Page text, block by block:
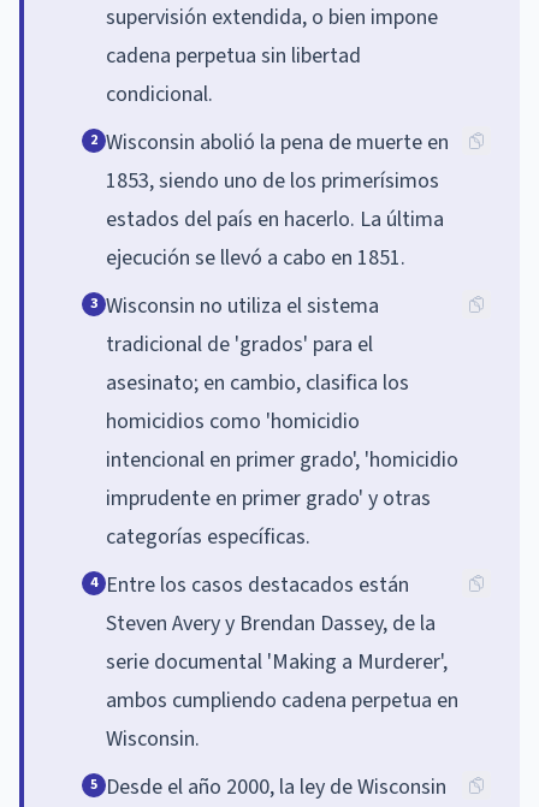
supervisión extendida, o bien impone
cadena perpetua sin libertad
condicional.
2 Wisconsin abolió la pena de muerte en
1853, siendo uno de los primerísimos
estados del país en hacerlo. La última
ejecución se llevó a cabo en 1851.
3 Wisconsin no utiliza el sistema
tradicional de 'grados' para el
asesinato; en cambio, clasifica los
homicidios como 'homicidio
intencional en primer grado', 'homicidio
imprudente en primer grado' y otras
categorías específicas.
4 Entre los casos destacados están
Steven Avery y Brendan Dassey, de la
serie documental 'Making a Murderer',
ambos cumpliendo cadena perpetua en
Wisconsin.
5 Desde el año 2000, la ley de Wisconsin